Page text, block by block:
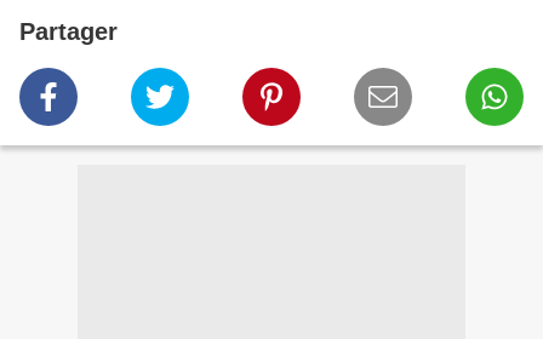
Partager